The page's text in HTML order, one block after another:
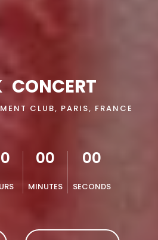
CONCERT
CLUB, PARIS, FRANCE
00
MINUTES
00
SECONDS